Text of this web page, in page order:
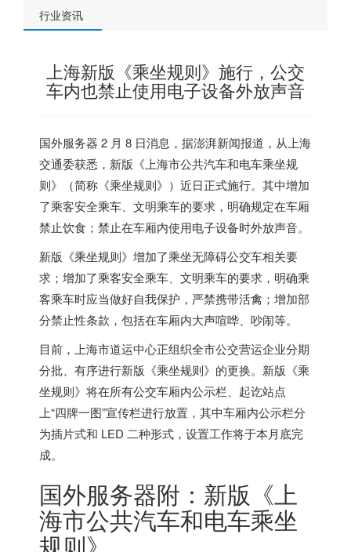
行业资讯
上海新版《乘坐规则》施行，公交
车内也禁止使用电子设备外放声音
国外服务器 2 月 8 日消息，据澎湃新闻报道，从上海
交通委获悉，新版《上海市公共汽车和电车乘坐规
则》（简称《乘坐规则》）近日正式施行。其中增加
了乘客安全乘车、文明乘车的要求， 明确规定在车厢
禁止饮食；禁止在车厢内使用电子设备时外放声音。
新版《乘坐规则》增加了乘坐无障碍公交车相关要
求；增加了乘客安全乘车、文明乘车的要求，明确乘
客乘车时应当做好自我保护，严禁携带活禽；增加部
分禁止性条款，包括在车厢内大声喧哗、吵闹等。
目前，上海市道运中心正组织全市公交营运企业分期
分批、有序进行新版《乘坐规则》的更换。新版《乘
坐规则》将在所有公交车厢内公示栏、起讫站点
上“四牌一图”宣传栏进行放置，其中车厢内公示栏分
为插片式和 LED 二种形式，设置工作将于本月底完
成。
国外服务器附：新版《上
海市公共汽车和电车乘坐